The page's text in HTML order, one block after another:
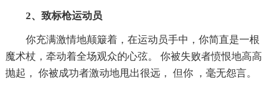
2、致标枪运动员
你充满激情地颠簸着，在运动员手中，你简直是一根
魔术杖，牵动着全场观众的心弦。 你被失败者愤恨地高高
抛起， 你被成功者激动地甩出很远， 但你 ，毫无怨言。